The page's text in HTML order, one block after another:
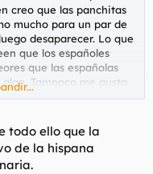
creo que las panchitas
mucho para un par de
desaparecer. Lo que
que los españoles
que las españolas
Tampoco me gusta
y eso que estamos
todo ello que la
de la hispana